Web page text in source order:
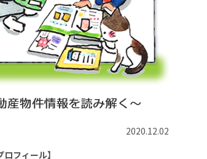
2020.12.02
ロフィール】